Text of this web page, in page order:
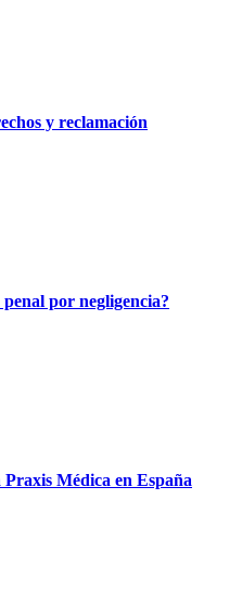
y reclamación
por negligencia?
Médica en España